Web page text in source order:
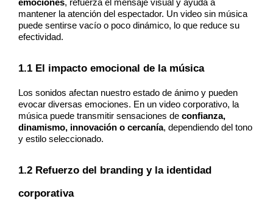
emociones, refuerza el mensaje visual y ayuda a
mantener la atención del espectador. Un video sin música
puede sentirse vacío o poco dinámico, lo que reduce su
efectividad.
1.1 El impacto emocional de la música
Los sonidos afectan nuestro estado de ánimo y pueden
evocar diversas emociones. En un video corporativo, la
música puede transmitir sensaciones de confianza,
dinamismo, innovación o cercanía, dependiendo del tono
y estilo seleccionado.
1.2 Refuerzo del branding y la identidad
corporativa